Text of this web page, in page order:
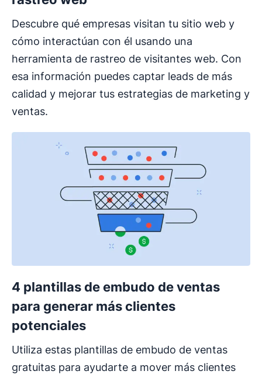
Descubre qué empresas visitan tu sitio web y
cómo interactúan con él usando una
herramienta de rastreo de visitantes web. Con
esa información puedes captar leads de más
calidad y mejorar tus estrategias de marketing y
ventas.
4 plantillas de embudo de ventas
para generar más clientes
potenciales
Utiliza estas plantillas de embudo de ventas
gratuitas para ayudarte a mover más clientes